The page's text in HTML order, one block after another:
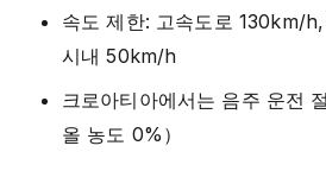
속도 제한: 고속도로 130km/
시내 50km/h
크로아티아에서는 음주 운전
올 농도 0%）